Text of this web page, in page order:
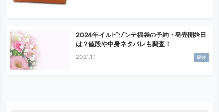
2024年イルビゾンテ福袋の予約・発売開始日
は？値段や中身ネタバレも調査！
2021.1.1 福袋